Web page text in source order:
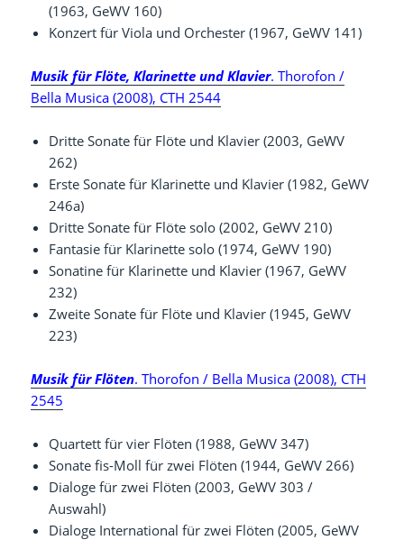
(1963, GeWV 160)
Konzert für Viola und Orchester (1967, GeWV 141)
Musik für Flöte, Klarinette und Klavier. Thorofon /
Bella Musica (2008), CTH 2544
Dritte Sonate für Flöte und Klavier (2003, GeWV
262)
Erste Sonate für Klarinette und Klavier (1982, GeWV
246a)
Dritte Sonate für Flöte solo (2002, GeWV 210)
Fantasie für Klarinette solo (1974, GeWV 190)
Sonatine für Klarinette und Klavier (1967, GeWV
232)
Zweite Sonate für Flöte und Klavier (1945, GeWV
223)
Musik für Flöten. Thorofon / Bella Musica (2008), CTH
2545
Quartett für vier Flöten (1988, GeWV 347)
Sonate fis-Moll für zwei Flöten (1944, GeWV 266)
Dialoge für zwei Flöten (2003, GeWV 303 /
Auswahl)
Dialoge International für zwei Flöten (2005, GeWV